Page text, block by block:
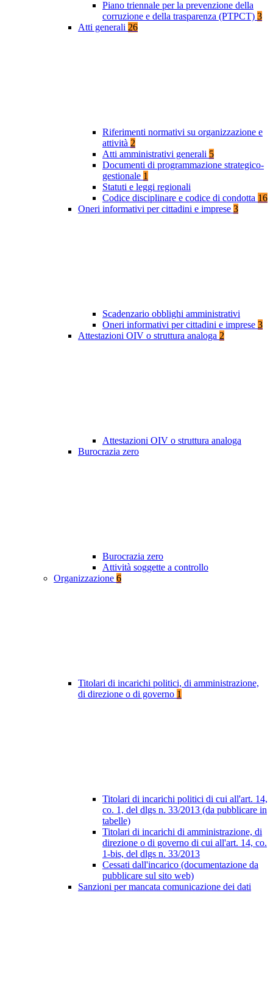
Piano triennale per la prevenzione della
corruzione e della trasparenza (PTPCT) 3
Atti generali 26
Riferimenti normativi su organizzazione e
attività 2
Atti amministrativi generali 5
Documenti di programmazione strategico-
gestionale 1
Statuti e leggi regionali
Codice disciplinare e codice di condotta 16
Oneri informativi per cittadini e imprese 3
Scadenzario obblighi amministrativi
Oneri informativi per cittadini e imprese 3
Attestazioni OIV o struttura analoga 2
Attestazioni OIV o struttura analoga
Burocrazia zero
Burocrazia zero
Attività soggette a controllo
Organizzazione 6
Titolari di incarichi politici, di amministrazione,
di direzione o di governo 1
Titolari di incarichi politici di cui all'art. 14,
co. 1, del dlgs n. 33/2013 (da pubblicare in
tabelle)
Titolari di incarichi di amministrazione, di
direzione o di governo di cui all'art. 14, co.
1-bis, del dlgs n. 33/2013
Cessati dall'incarico (documentazione da
pubblicare sul sito web)
Sanzioni per mancata comunicazione dei dati